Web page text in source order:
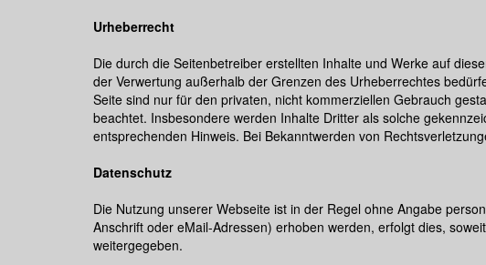
Urheberrecht
Die durch die Seitenbetreiber erstellten Inhalte und Werke auf
der Verwertung außerhalb der Grenzen des Urheberrechtes
Seite sind nur für den privaten, nicht kommerziellen Gebrauch
beachtet. Insbesondere werden Inhalte Dritter als solche
entsprechenden Hinweis. Bei Bekanntwerden von
Datenschutz
Die Nutzung unserer Webseite ist in der Regel ohne Angabe
Anschrift oder eMail-Adressen) erhoben werden, erfolgt dies,
weitergegeben.